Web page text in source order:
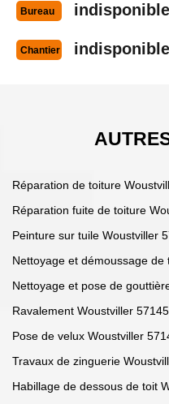
Bureau indisponible
Chantier indisponible
Réparation de toiture
Réparation fuite de toiture
Peinture sur tuile Woustviller
Nettoyage et démoussage
Nettoyage et pose de
Ravalement Woustviller 57145
Pose de velux Woustviller
Travaux de zinguerie
Habillage de dessous de toit